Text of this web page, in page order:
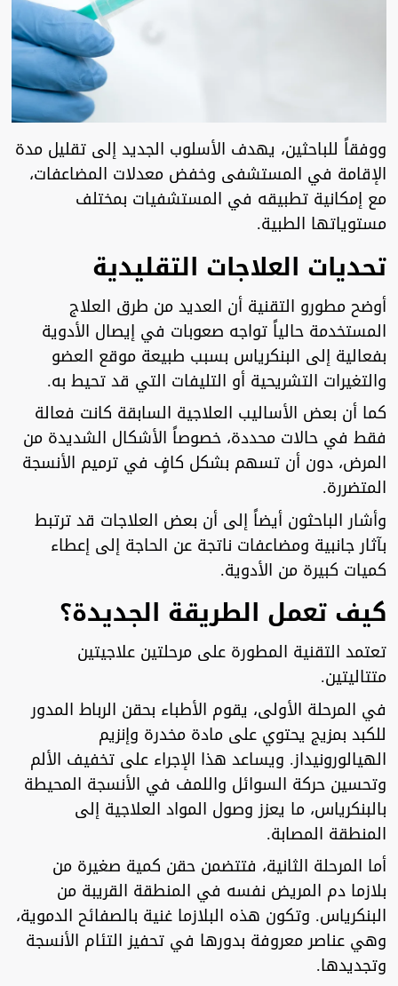
ووفقاً للباحثين، يهدف الأسلوب الجديد إلى تقليل مدة
الإقامة في المستشفى وخفض معدلات المضاعفات،
مع إمكانية تطبيقه في المستشفيات بمختلف
مستوياتها الطبية.
تحديات العلاجات التقليدية
أوضح مطورو التقنية أن العديد من طرق العلاج
المستخدمة حالياً تواجه صعوبات في إيصال الأدوية
بفعالية إلى البنكرياس بسبب طبيعة موقع العضو
والتغيرات التشريحية أو التليفات التي قد تحيط به.
كما أن بعض الأساليب العلاجية السابقة كانت فعالة
فقط في حالات محددة، خصوصاً الأشكال الشديدة من
المرض، دون أن تسهم بشكل كافٍ في ترميم الأنسجة
المتضررة.
وأشار الباحثون أيضاً إلى أن بعض العلاجات قد ترتبط
بآثار جانبية ومضاعفات ناتجة عن الحاجة إلى إعطاء
كميات كبيرة من الأدوية.
كيف تعمل الطريقة الجديدة؟
تعتمد التقنية المطورة على مرحلتين علاجيتين
متتاليتين.
في المرحلة الأولى، يقوم الأطباء بحقن الرباط المدور
للكبد بمزيج يحتوي على مادة مخدرة وإنزيم
الهيالورونيداز. ويساعد هذا الإجراء على تخفيف الألم
وتحسين حركة السوائل واللمف في الأنسجة المحيطة
بالبنكرياس، ما يعزز وصول المواد العلاجية إلى
المنطقة المصابة.
أما المرحلة الثانية، فتتضمن حقن كمية صغيرة من
بلازما دم المريض نفسه في المنطقة القريبة من
البنكرياس. وتكون هذه البلازما غنية بالصفائح الدموية،
وهي عناصر معروفة بدورها في تحفيز التئام الأنسجة
وتجديدها.